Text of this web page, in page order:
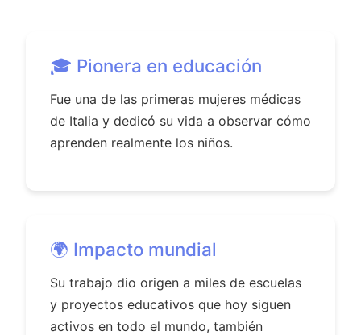
🎓 Pionera en educación
Fue una de las primeras mujeres médicas
de Italia y dedicó su vida a observar cómo
aprenden realmente los niños.
🌍 Impacto mundial
Su trabajo dio origen a miles de escuelas
y proyectos educativos que hoy siguen
activos en todo el mundo, también